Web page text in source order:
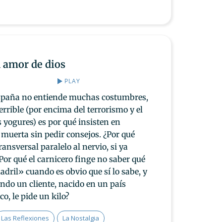
de dios
PLAY
no entiende muchas costumbres,
(por encima del terrorismo y el
es por qué insisten en
sin pedir consejos. ¿Por qué
paralelo al nervio, si ya
qué el carnicero finge no saber qué
cuando es obvio que sí lo sabe, y
un cliente, nacido en un país
le pide un kilo?
Las Reflexiones La Nostalgia